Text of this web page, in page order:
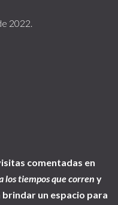
2022.
comentadas en
los tiempos que corren y
un espacio para